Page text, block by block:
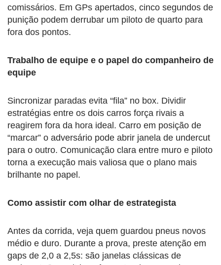
comissários. Em GPs apertados, cinco segundos de
punição podem derrubar um piloto de quarto para
fora dos pontos.
Trabalho de equipe e o papel do companheiro de
equipe
Sincronizar paradas evita “fila” no box. Dividir
estratégias entre os dois carros força rivais a
reagirem fora da hora ideal. Carro em posição de
“marcar” o adversário pode abrir janela de undercut
para o outro. Comunicação clara entre muro e piloto
torna a execução mais valiosa que o plano mais
brilhante no papel.
Como assistir com olhar de estrategista
Antes da corrida, veja quem guardou pneus novos
médio e duro. Durante a prova, preste atenção em
gaps de 2,0 a 2,5s: são janelas clássicas de